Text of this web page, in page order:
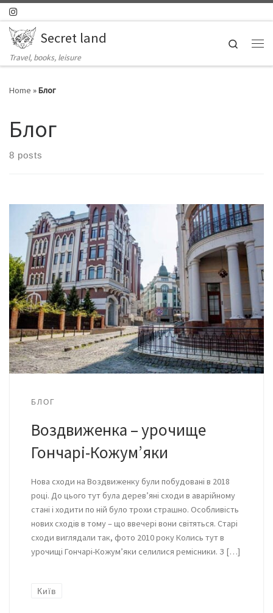
Skip to content
Secret land
Travel, books, leisure
Search
Home »Блог
Блог
8 posts
БЛОГ
Воздвиженка – урочище
Гончарі-Кожум’яки
Нова сходи на Воздвиженку були побудовані в 2018
році. До цього тут була дерев’яні сходи в аварійному
стані і ходити по ній було трохи страшно. Особливість
нових сходів в тому – що ввечері вони світяться. Старі
сходи виглядали так, фото 2010 року Колись тут в
урочищі Гончарі-Кожум’яки селилися ремісники. З […]
Київ